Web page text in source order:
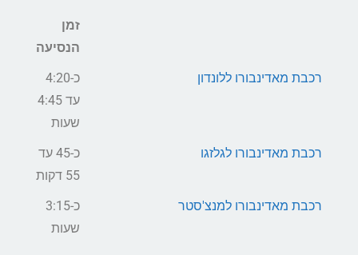
זמן
הנסיעה
רכבת מאדינבורו ללונדון
כ-4:20
עד 4:45
שעות
רכבת מאדינבורו לגלזגו
כ-45 עד
55 דקות
רכבת מאדינבורו למנצ'סטר
כ-3:15
שעות